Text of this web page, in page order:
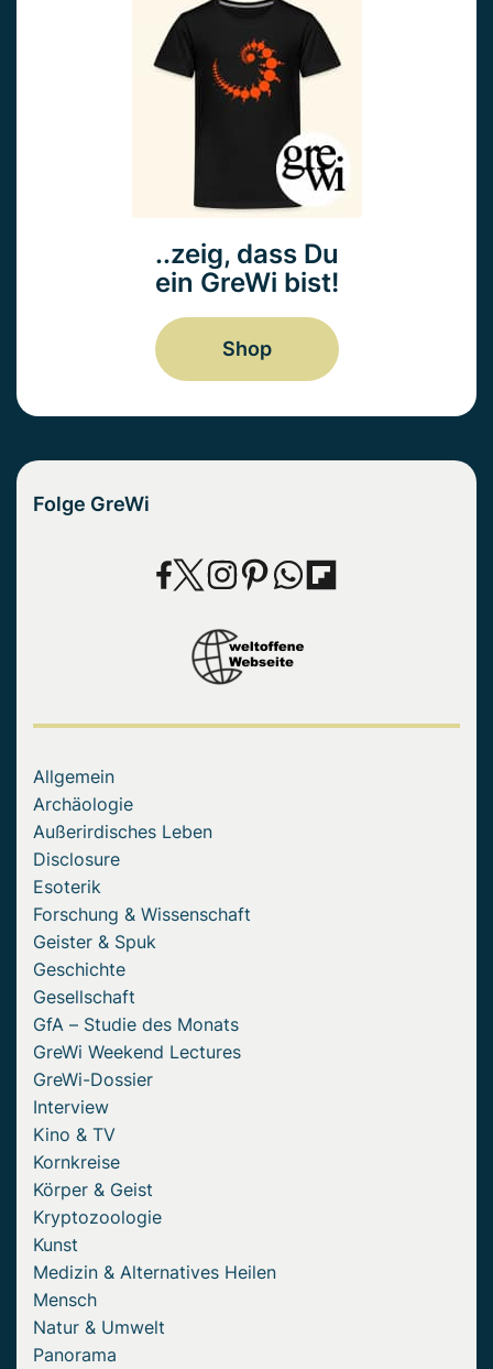
..zeig, dass Du
ein GreWi bist!
Shop
Folge GreWi
Allgemein
Archäologie
Außerirdisches Leben
Disclosure
Esoterik
Forschung & Wissenschaft
Geister & Spuk
Geschichte
Gesellschaft
GfA – Studie des Monats
GreWi Weekend Lectures
GreWi-Dossier
Interview
Kino & TV
Kornkreise
Körper & Geist
Kryptozoologie
Kunst
Medizin & Alternatives Heilen
Mensch
Natur & Umwelt
Panorama